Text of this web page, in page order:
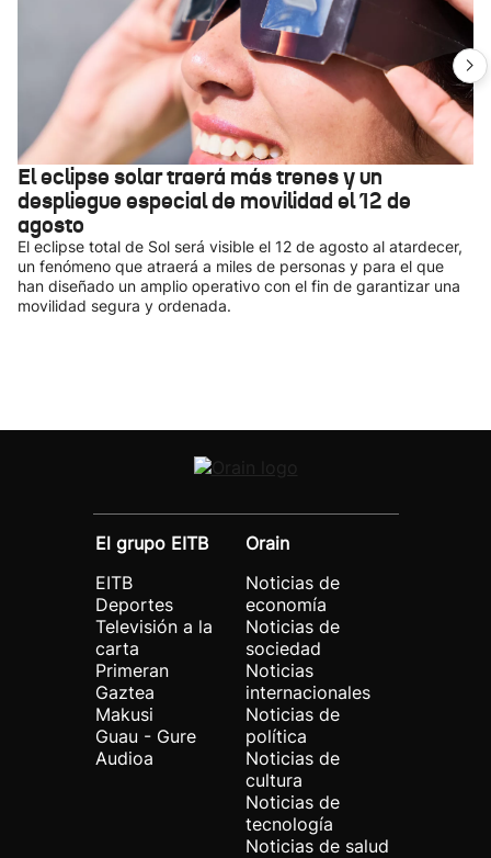
El eclipse solar traerá más trenes y un
despliegue especial de movilidad el 12 de
agosto
El eclipse total de Sol será visible el 12 de agosto al atardecer,
un fenómeno que atraerá a miles de personas y para el que
han diseñado un amplio operativo con el fin de garantizar una
movilidad segura y ordenada.
El grupo EITB
EITB
Deportes
Televisión a la
carta
Primeran
Gaztea
Makusi
Guau - Gure
Audioa
Orain
Noticias de
economía
Noticias de
sociedad
Noticias
internacionales
Noticias de
política
Noticias de
cultura
Noticias de
tecnología
Noticias de salud